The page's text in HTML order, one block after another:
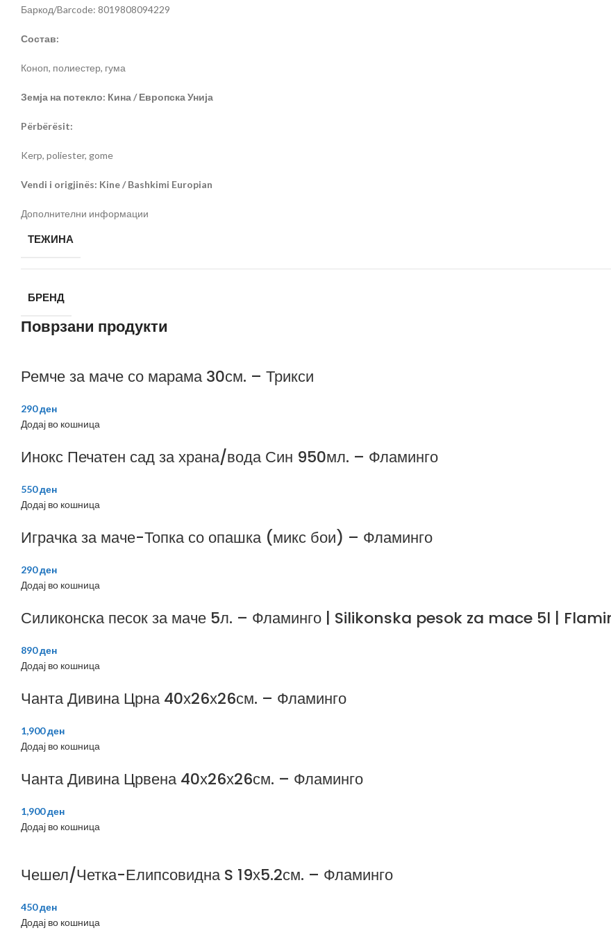
Баркод/Barcode: 8019808094229
Состав:
Коноп, полиестер, гума
Земја на потекло: Кина / Европска Унија
Përbërësit:
Kerp, poliester, gome
Vendi i origjinës: Kine / Bashkimi Europian
Дополнителни информации
ТЕЖИНА
БРЕНД
Поврзани продукти
Ремче за маче со марама 30см. – Трикси
290ден
Додај во кошница
Инокс Печатен сад за храна/вода Син 950мл. – Фламинго
550ден
Додај во кошница
Играчка за маче-Топка со опашка (микс бои) – Фламинго
290ден
Додај во кошница
Силиконска песок за маче 5л. – Фламинго | Silikonska pesok za mace 5l |
890ден
Додај во кошница
Чанта Дивина Црна 40х26х26см. – Фламинго
1,900ден
Додај во кошница
Чанта Дивина Црвена 40х26х26см. – Фламинго
1,900ден
Додај во кошница
Чешел/Четка-Елипсовидна S 19х5.2см. – Фламинго
450ден
Додај во кошница